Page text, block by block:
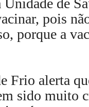
de
pois
porque a
Frio alerta
sido muito